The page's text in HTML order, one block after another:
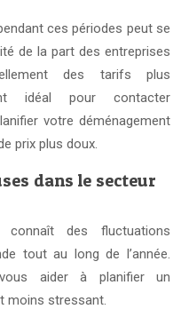
ces périodes peut se
de la part des entreprises
des tarifs plus
idéal pour contacter
votre déménagement
prix plus doux.
dans le secteur
des fluctuations
tout au long de l’année.
aider à planifier un
moins stressant.